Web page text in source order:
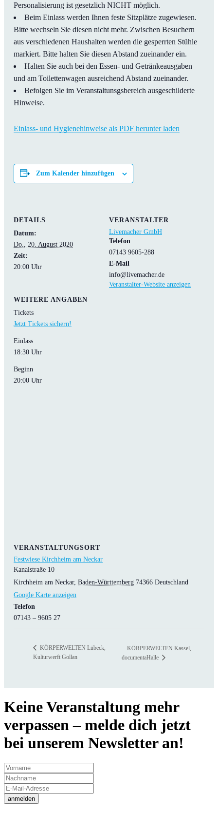
Personalisierung ist gesetzlich NICHT möglich.
Beim Einlass werden Ihnen feste Sitzplätze zugewiesen.
Bitte wechseln Sie diesen nicht mehr. Zwischen Besuchern
aus verschiedenen Haushalten werden die gesperrten Stühle
markiert. Bitte halten Sie diesen Abstand zueinander ein.
Halten Sie auch bei den Essen- und Getränkeausgaben
und am Toilettenwagen ausreichend Abstand zueinander.
Befolgen Sie im Veranstaltunsgsbereich ausgeschilderte
Hinweise.
Einlass- und Hygienehinweise als PDF herunter laden
Zum Kalender hinzufügen
DETAILS
Datum:
Do., 20. August 2020
Zeit:
20:00 Uhr
VERANSTALTER
Livemacher GmbH
Telefon
07143 9605-288
E-Mail
info@livemacher.de
Veranstalter-Website anzeigen
WEITERE ANGABEN
Tickets
Jetzt Tickets sichern!
Einlass
18:30 Uhr
Beginn
20:00 Uhr
VERANSTALTUNGSORT
Festwiese Kirchheim am Neckar
Kanalstraße 10
Kirchheim am Neckar, Baden-Württemberg 74366 Deutschland
Google Karte anzeigen
Telefon
07143 – 9605 27
KÖRPERWELTEN Lübeck,
Kulturwerft Gollan
KÖRPERWELTEN Kassel,
documentaHalle
Keine Veranstaltung mehr
verpassen – melde dich jetzt
bei unserem Newsletter an!
anmelden